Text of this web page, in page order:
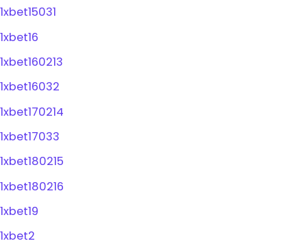
1xbet15031
1xbet16
1xbet160213
1xbet16032
1xbet170214
1xbet17033
1xbet180215
1xbet180216
1xbet19
1xbet2